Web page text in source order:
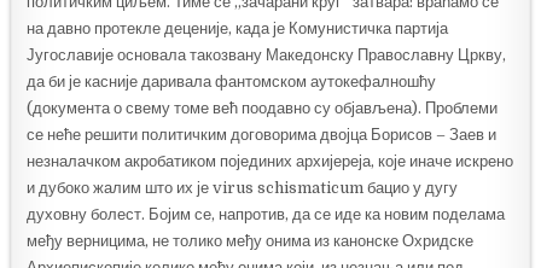
на давно протекле деценије, када је Комунистичка партија
Југославије основала такозвану Македонску Православну Цркву,
да би је касније даривала фантомском аутокефалношћу
(документа о свему томе већ поодавно су објављена). Проблеми
се неће решити политичким договорима двојца Борисов – Заев и
незналачком акробатиком појединих архијереја, које иначе искрено
и дубоко жалим што их је virus schismaticum бацио у дугу
духовну болест. Бојим се, напротив, да се иде ка новим поделама
међу верницима, не толико међу онима из канонске Охридске